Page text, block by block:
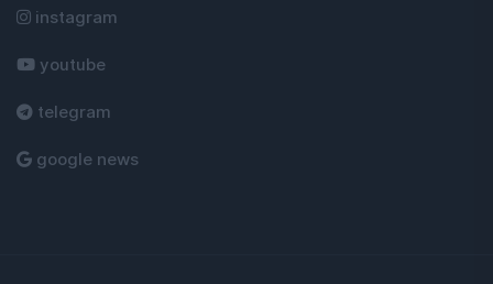
instagram
youtube
telegram
google news